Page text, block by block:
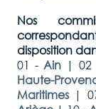
Nos
disposition
01 - Ain| 02
Haute-
Maritimes |